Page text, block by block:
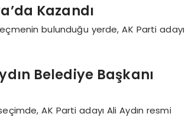
Kazandı
bulunduğu yerde, AK Parti adayı
Belediye Başkanı
AK Parti adayı Ali Aydın resmi